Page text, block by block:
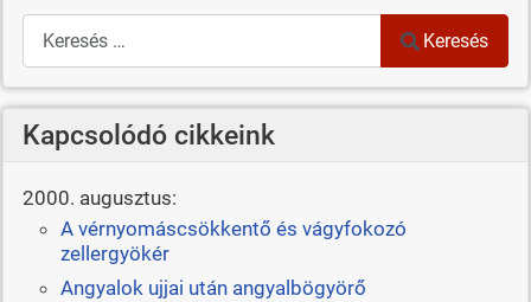
Keresés
Keresés
Kapcsolódó cikkeink
2000. augusztus:
A vérnyomáscsökkentő és vágyfokozó
zellergyökér
Angyalok ujjai után angyalbögyörő